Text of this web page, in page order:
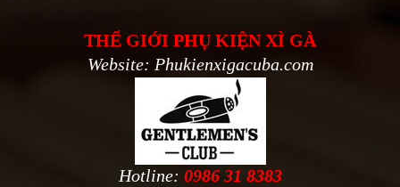
THẾ GIỚI PHỤ KIỆN XÌ GÀ
Website: Phukienxigacuba.com
Hotline: 0986 31 8383